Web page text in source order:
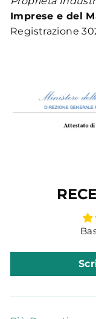
Imprese e del
Registrazione